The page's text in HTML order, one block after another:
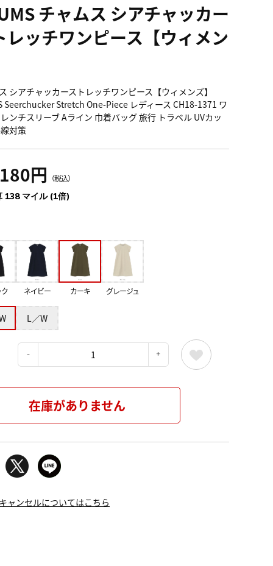
チャムス シアチャッカー
レッチワンピース【ウィメン
シアチャッカーストレッチワンピース【ウィメンズ】
Seerchucker Stretch One-Piece レディース CH18-1371 ワ
ンチスリーブ Aライン 巾着バッグ 旅行 トラベル UVカッ
対策
円 （税込）
138 マイル (1倍)
ネイビー カーキ グレージュ
L／W
在庫がありません
ャンセルについてはこちら